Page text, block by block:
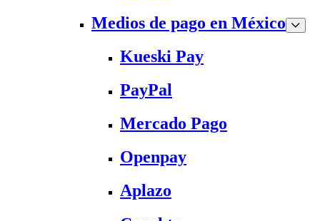
Medios de pago en México
Kueski Pay
PayPal
Mercado Pago
Openpay
Aplazo